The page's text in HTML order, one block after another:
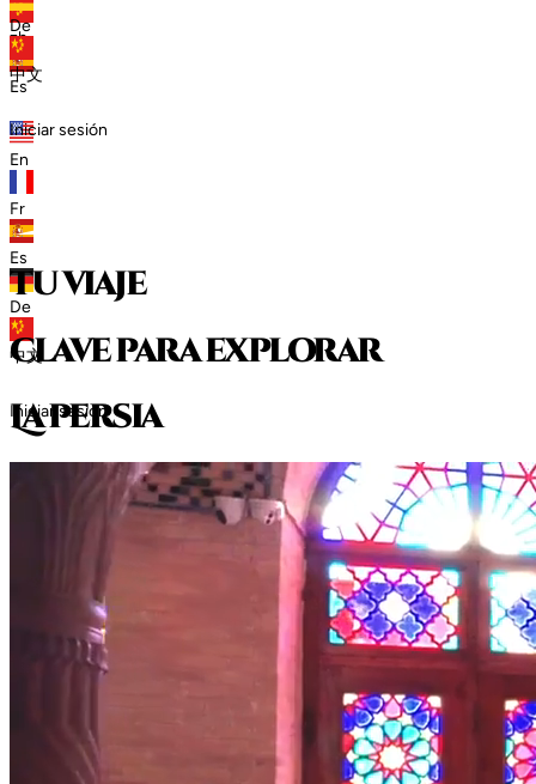
zh
Es
En
Fr
Es
De
中文
Iniciar sesión
De
中文
Iniciar sesión
tu viaje
clave para explorar
Lapersia